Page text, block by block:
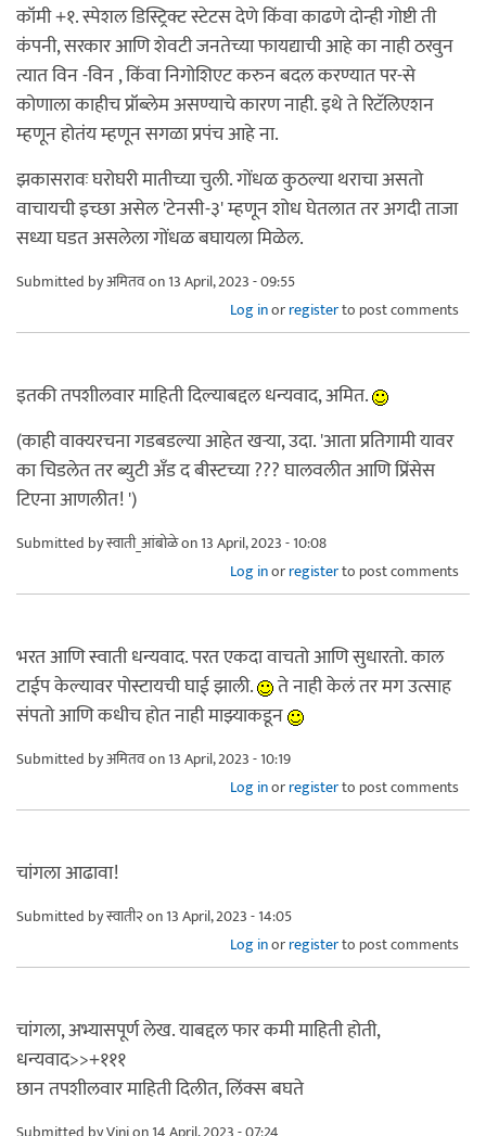
कॉमी +१. स्पेशल डिस्ट्रिक्ट स्टेटस देणे किंवा काढणे दोन्ही गोष्टी ती
कंपनी, सरकार आणि शेवटी जनतेच्या फायद्याची आहे का नाही ठरवुन
त्यात विन -विन , किंवा निगोशिएट करुन बदल करण्यात पर-से
कोणाला काहीच प्रॉब्लेम असण्याचे कारण नाही. इथे ते रिटॅलिएशन
म्हणून होतंय म्हणून सगळा प्रपंच आहे ना.
झकासरावः घरोघरी मातीच्या चुली. गोंधळ कुठल्या थराचा असतो
वाचायची इच्छा असेल 'टेनसी-३' म्हणून शोध घेतलात तर अगदी ताजा
सध्या घडत असलेला गोंधळ बघायला मिळेल.
Submitted byअमितवon 13 April, 2023 - 09:55
Log inorregisterto post comments
इतकी तपशीलवार माहिती दिल्याबद्दल धन्यवाद, अमित.
(काही वाक्यरचना गडबडल्या आहेत खर्‍या, उदा. 'आता प्रतिगामी यावर
का चिडलेत तर ब्युटी अँड द बीस्टच्या ??? घालवलीत आणि प्रिंसेस
टिएना आणलीत! ')
Submitted byस्वाती_आंबोळेon 13 April, 2023 - 10:08
Log inorregisterto post comments
भरत आणि स्वाती धन्यवाद. परत एकदा वाचतो आणि सुधारतो. काल
टाईप केल्यावर पोस्टायची घाई झाली.
ते नाही केलं तर मग उत्साह
संपतो आणि कधीच होत नाही माझ्याकडून
Submitted byअमितवon 13 April, 2023 - 10:19
Log inorregisterto post comments
चांगला आढावा!
Submitted byस्वाती२on 13 April, 2023 - 14:05
Log inorregisterto post comments
चांगला, अभ्यासपूर्ण लेख. याबद्दल फार कमी माहिती होती,
धन्यवाद>>+१११
छान तपशीलवार माहिती दिलीत, लिंक्स बघते